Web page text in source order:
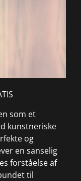
som et
kunstneriske
og
en sanselig
forståelse af
til